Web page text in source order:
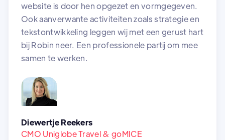
website is door hen opgezet en vormgegeven.
Ook aanverwante activiteiten zoals strategie en
tekstontwikkeling leggen wij met een gerust hart
bij Robin neer. Een professionele partij om mee
samen te werken.
Diewertje Reekers
CMO Uniglobe Travel & goMICE